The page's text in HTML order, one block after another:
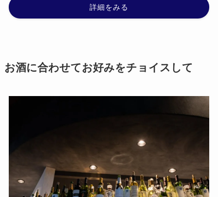
詳細をみる
お酒に合わせてお好みをチョイスして